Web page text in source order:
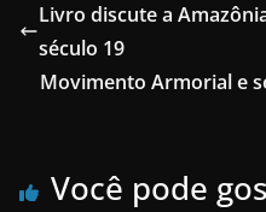
Livro discute a
século 19
Movimento Armorial e
Você pode